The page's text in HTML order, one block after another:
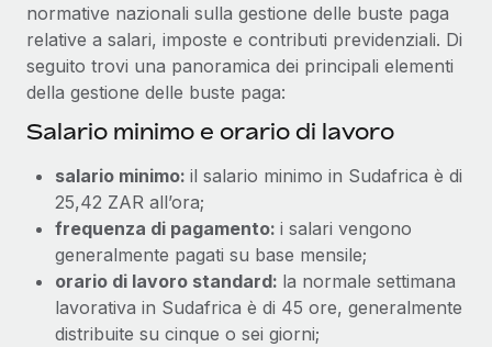
normative nazionali sulla gestione delle buste paga
relative a salari, imposte e contributi previdenziali. Di
seguito trovi una panoramica dei principali elementi
della gestione delle buste paga:
Salario minimo e orario di lavoro
salario minimo: il salario minimo in Sudafrica è di
25,42 ZAR all’ora;
frequenza di pagamento: i salari vengono
generalmente pagati su base mensile;
orario di lavoro standard: la normale settimana
lavorativa in Sudafrica è di 45 ore, generalmente
distribuite su cinque o sei giorni;